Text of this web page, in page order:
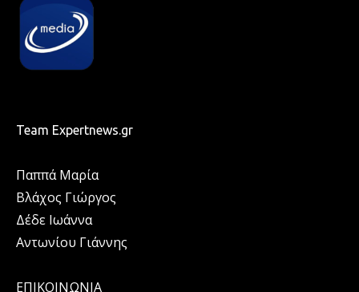
Team Expertnews.gr
Παππά Μαρία
Βλάχος Γιώργος
Δέδε Ιωάννα
Αντωνίου Γιάννης
ΕΠΙΚΟΙΝΩΝΙΑ